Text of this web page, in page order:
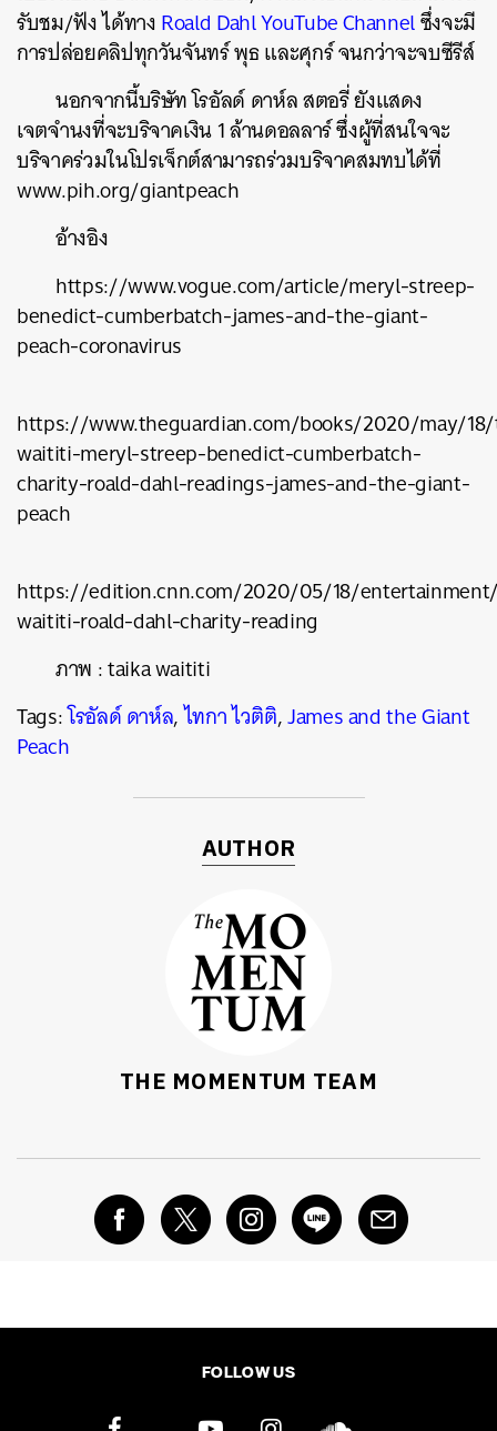
รับชม/ฟัง ได้ทางRoald Dahl YouTube Channelซึ่งจะมี
การปล่อยคลิปทุกวันจันทร์ พุธ และศุกร์ จนกว่าจะจบซีรีส์
นอกจากนี้บริษัท โรอัลด์ ดาห์ล สตอรี่ ยังแสดง
เจตจำนงที่จะบริจาคเงิน 1 ล้านดอลลาร์ ซึ่งผู้ที่สนใจจะ
บริจาคร่วมในโปรเจ็กต์สามารถร่วมบริจาคสมทบได้ที่
www.pih.org/giantpeach
อ้างอิง
https://www.vogue.com/article/meryl-streep-
benedict-cumberbatch-james-and-the-giant-
peach-coronavirus
https://www.theguardian.com/books/2020/may/
waititi-meryl-streep-benedict-cumberbatch-
charity-roald-dahl-readings-james-and-the-giant-
peach
https://edition.cnn.com/2020/05/18/
waititi-roald-dahl-charity-reading
ภาพ : taika waititi
Tags:โรอัลด์ ดาห์ล,ไทกา ไวติติ,James and the Giant
Peach
AUTHOR
THE MOMENTUM TEAM
FOLLOW US
ค้นหา
SHARE TWEET LINE EMAIL